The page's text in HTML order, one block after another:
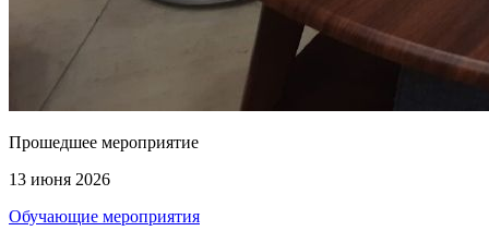
Прошедшее мероприятие
13 июня 2026
Обучающие мероприятия